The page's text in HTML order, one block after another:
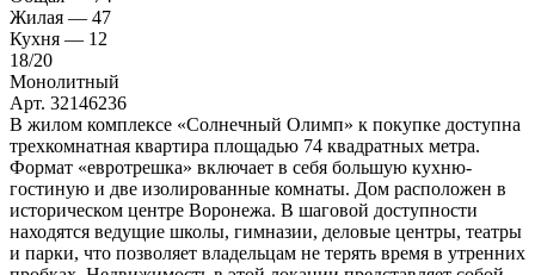
Жилая — 47
Кухня — 12
18/20
Монолитный
Арт. 32146236
В жилом комплексе «Солнечный Олимп» к покупке доступна
трехкомнатная квартира площадью 74 квадратных метра.
Формат «евротрешка» включает в себя большую кухню-
гостиную и две изолированные комнаты. Дом расположен в
историческом центре Воронежа. В шаговой доступности
находятся ведущие школы, гимназии, деловые центры, театры
и парки, что позволяет владельцам не терять время в утренних